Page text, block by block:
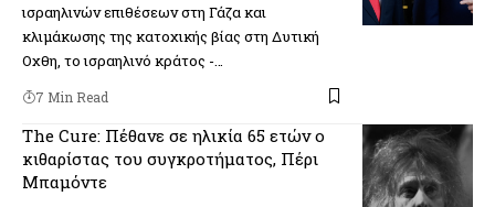
ισραηλινών επιθέσεων στη Γάζα και
κλιμάκωσης της κατοχικής βίας στη Δυτική
Οχθη, το ισραηλινό κράτος -…
7 Min Read
The Cure: Πέθανε σε ηλικία 65 ετών ο
κιθαρίστας του συγκροτήματος, Πέρι
Μπαμόντε